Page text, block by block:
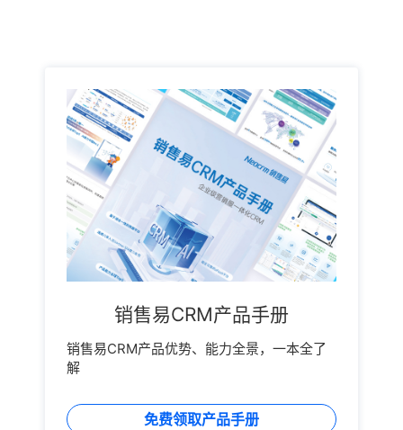
销售易CRM产品手册
销售易CRM产品优势、能力全景，一本全了
解
免费领取产品手册